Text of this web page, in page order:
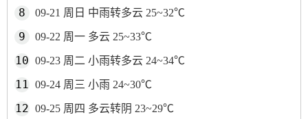
09-21 周日 中雨转多云 25~32℃
09-22 周一 多云 25~33℃
09-23 周二 小雨转多云 24~34℃
09-24 周三 小雨 24~30℃
09-25 周四 多云转阴 23~29℃